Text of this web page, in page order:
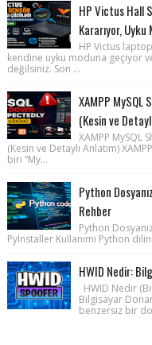
HP Victus Hall
Kararıyor,
HP Victus
kendine uyku moduna geçiyor
değilsiniz. Son ...
XAMPP MySQL
(Kesin ve
XAMPP MySQL
(Kesin ve Detaylı Anlatım)
biri “My...
Python
Rehber
Python
PyInstaller Kullanımı Python
HWID Nedir:
HWID Nedir
Bilgisayar
benzersiz bir